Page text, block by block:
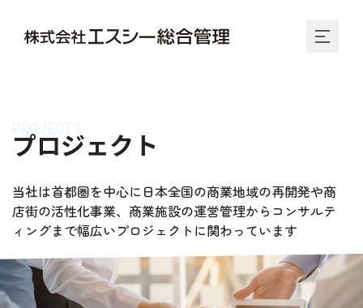
PROJECTS
プロジェクト
当社は首都圏を中心に日本全国の商業地域の再開発や商
店街の活性化事業、商業施設の運営管理からコンサルテ
ィングまで幅広いプロジェクトに関わっています